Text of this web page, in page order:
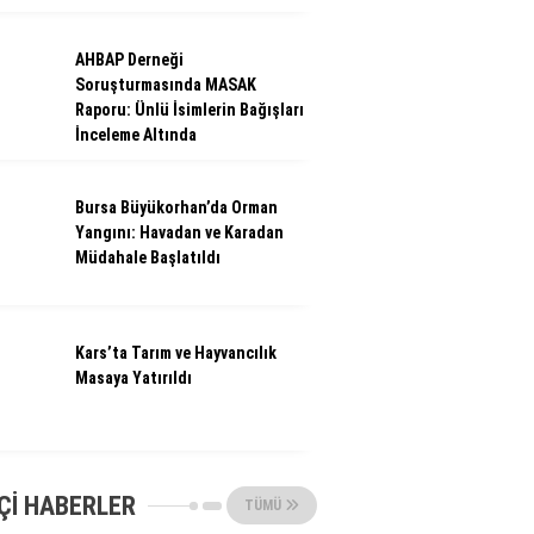
AHBAP Derneği
Soruşturmasında MASAK
Raporu: Ünlü İsimlerin Bağışları
İnceleme Altında
Bursa Büyükorhan’da Orman
Yangını: Havadan ve Karadan
Müdahale Başlatıldı
Kars’ta Tarım ve Hayvancılık
Masaya Yatırıldı
HABERLER TÜMÜ